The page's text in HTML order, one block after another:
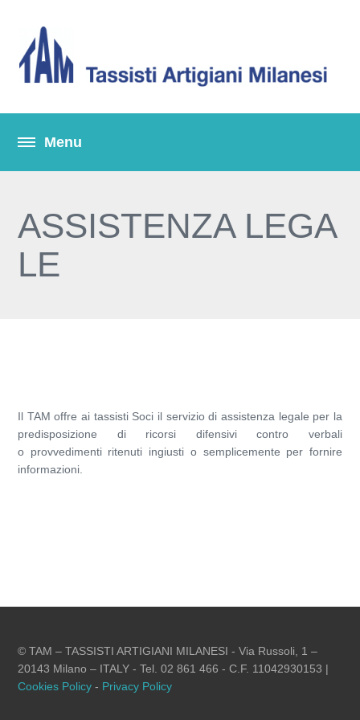
ASSISTENZA LEGA
LE
Il TAM offre ai tassisti Soci il servizio di assistenza legale per la
predisposizione di ricorsi difensivi contro verbali
o provvedimenti ritenuti ingiusti o semplicemente per fornire
informazioni.
© TAM – TASSISTI ARTIGIANI MILANESI - Via Russoli, 1 –
20143 Milano – ITALY - Tel. 02 861 466 - C.F. 11042930153 |
Cookies Policy - Privacy Policy